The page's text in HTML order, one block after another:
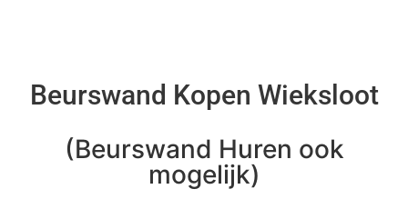
Beurswand Kopen Wieksloot
(Beurswand Huren ook
mogelijk)